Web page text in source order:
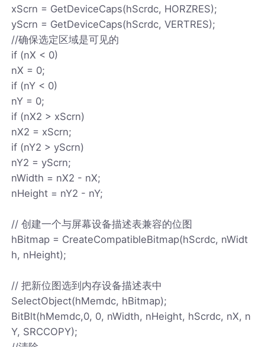
xScrn = GetDeviceCaps(hScrdc, HORZRES);
yScrn = GetDeviceCaps(hScrdc, VERTRES);
//确保选定区域是可见的
if (nX < 0)
nX = 0;
if (nY < 0)
nY = 0;
if (nX2 > xScrn)
nX2 = xScrn;
if (nY2 > yScrn)
nY2 = yScrn;
nWidth = nX2 - nX;
nHeight = nY2 - nY;
// 创建一个与屏幕设备描述表兼容的位图
hBitmap = CreateCompatibleBitmap(hScrdc, nWidt
h, nHeight);
// 把新位图选到内存设备描述表中
SelectObject(hMemdc, hBitmap);
BitBlt(hMemdc,0, 0, nWidth, nHeight, hScrdc, nX, n
Y, SRCCOPY);